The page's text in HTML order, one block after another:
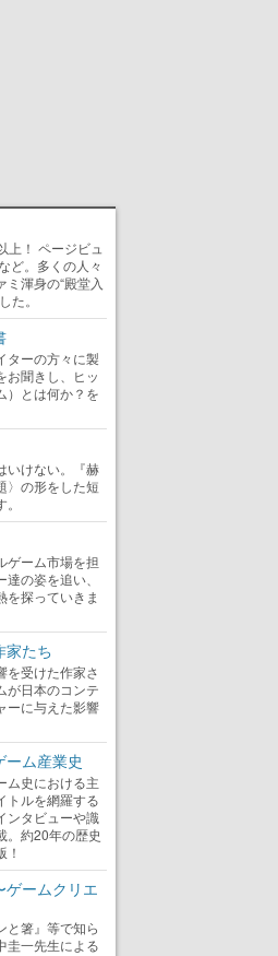
上！ ページビュ
ど。多くの人々
渾身の“殿堂入
た。
ターの方々に製
お聞きし、ヒッ
）とは何か？を
いけない。『赫
〉の形をした短
ゲーム市場を担
の姿を追い、
を探っていきま
家たち
を受けた作家さ
が日本のコンテ
ーに与えた影響
ーム産業史
ム史における主
トルを網羅する
ンタビューや識
。約20年の歴史
ゲームクリエ
と箸』等で知ら
圭一先生による